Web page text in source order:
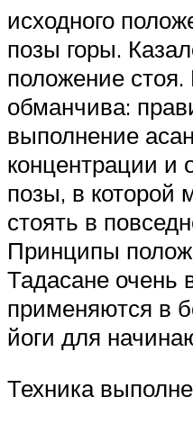
исходного
позы горы.
положение стоя.
обманчива:
выполнение
концентрации и
позы, в которой
стоять в
Принципы
Тадасане очень
применяются в
йоги для
Техника